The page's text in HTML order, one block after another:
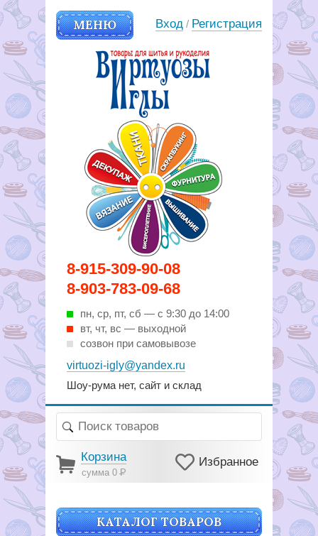
8-915-309-90-08
8-903-783-09-68
пн, ср, пт, cб — с 9:30 до 14:00
вт, чт, вс — выходной
созвон при самовывозе
virtuozi-igly@yandex.ru
Шоу-рума нет, сайт и склад
МЕНЮ
Вирутозы иглы. Товары для
шитья и рукоделья
Вход / Регистрация
Корзина
сумма 0Р
Избранное
КАТАЛОГ ТОВАРОВ